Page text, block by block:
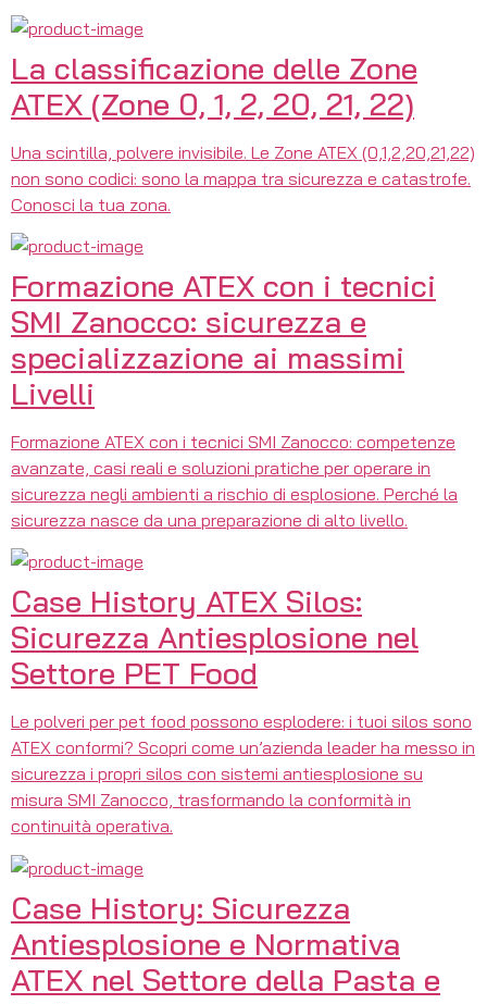
La classificazione delle Zone
ATEX (Zone 0, 1, 2, 20, 21, 22)
Una scintilla, polvere invisibile. Le Zone ATEX (0,1,2,20,21,22)
non sono codici: sono la mappa tra sicurezza e catastrofe.
Conosci la tua zona.
Formazione ATEX con i tecnici
SMI Zanocco: sicurezza e
specializzazione ai massimi
Livelli
Formazione ATEX con i tecnici SMI Zanocco: competenze
avanzate, casi reali e soluzioni pratiche per operare in
sicurezza negli ambienti a rischio di esplosione. Perché la
sicurezza nasce da una preparazione di alto livello.
Case History ATEX Silos:
Sicurezza Antiesplosione nel
Settore PET Food
Le polveri per pet food possono esplodere: i tuoi silos sono
ATEX conformi? Scopri come un’azienda leader ha messo in
sicurezza i propri silos con sistemi antiesplosione su
misura SMI Zanocco, trasformando la conformità in
continuità operativa.
Case History: Sicurezza
Antiesplosione e Normativa
ATEX nel Settore della Pasta e